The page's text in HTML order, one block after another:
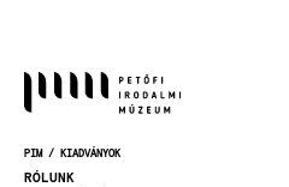
MORZSA
PIM KIADVÁNYOK
RÓLUNK